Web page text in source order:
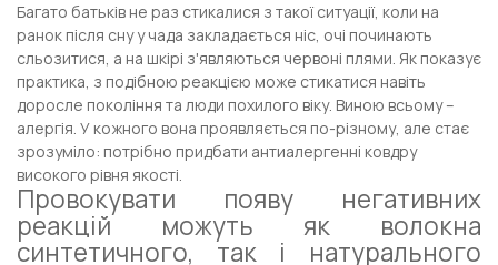
Багато батьків не раз стикалися з такої ситуації, коли на
ранок після сну у чада закладається ніс, очі починають
сльозитися, а на шкірі з'являються червоні плями. Як показує
практика, з подібною реакцією може стикатися навіть
доросле покоління та люди похилого віку. Виною всьому –
алергія. У кожного вона проявляється по-різному, але стає
зрозуміло: потрібно придбати антиалергенні ковдру
високого рівня якості.
Провокувати появу негативних
реакцій можуть як волокна
синтетичного, так і натурального